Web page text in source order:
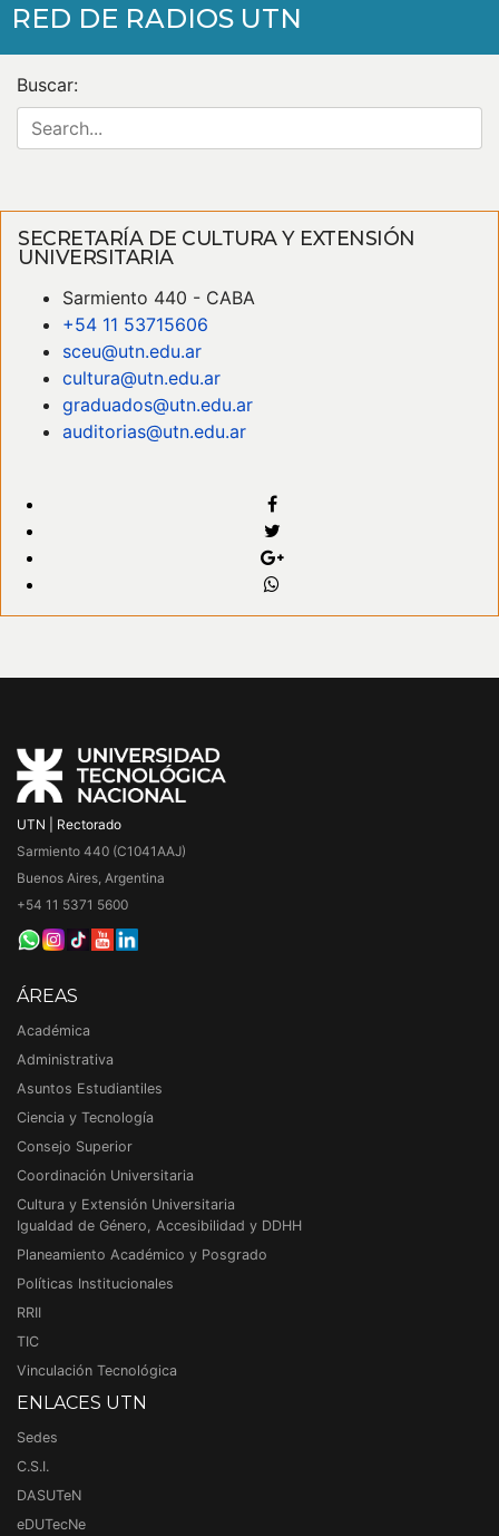
RED DE RADIOS UTN
Buscar:
SECRETARÍA DE CULTURA Y EXTENSIÓN
UNIVERSITARIA
Sarmiento 440 - CABA
+54 11 53715606
sceu@utn.edu.ar
cultura@utn.edu.ar
graduados@utn.edu.ar
auditorias@utn.edu.ar
UTN | Rectorado
Sarmiento 440 (C1041AAJ)
Buenos Aires, Argentina
+54 11 5371 5600
ÁREAS
Académica
Administrativa
Asuntos Estudiantiles
Ciencia y Tecnología
Consejo Superior
Coordinación Universitaria
Cultura y Extensión Universitaria
Igualdad de Género, Accesibilidad y DDHH
Planeamiento Académico y Posgrado
Políticas Institucionales
RRII
TIC
Vinculación Tecnológica
ENLACES UTN
Sedes
C.S.I.
DASUTeN
eDUTecNe